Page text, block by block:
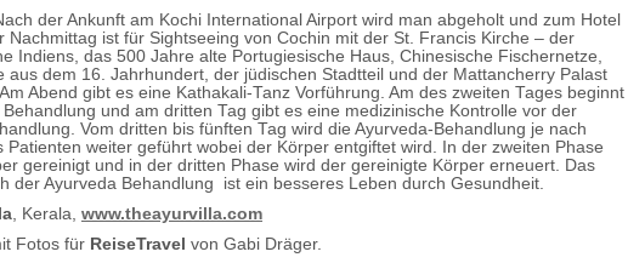
der Ankunft am Kochi International Airport wird man abgeholt und zum Hotel
Nachmittag ist für Sightseeing von Cochin mit der St. Francis Kirche – der
Indiens, das 500 Jahre alte Portugiesische Haus, Chinesische Fischernetze,
aus dem 16. Jahrhundert, der jüdischen Stadtteil und der Mattancherry Palast
Abend gibt es eine Kathakali-Tanz Vorführung. Am des zweiten Tages beginnt
und am dritten Tag gibt es eine medizinische Kontrolle vor der
Vom dritten bis fünften Tag wird die Ayurveda-Behandlung je nach
Patienten weiter geführt wobei der Körper entgiftet wird. In der zweiten Phase
gereinigt und in der dritten Phase wird der gereinigte Körper erneuert. Das
der Ayurveda Behandlung ist ein besseres Leben durch Gesundheit.
, Kerala, www.theayurvilla.com
Fotos für ReiseTravel von Gabi Dräger.